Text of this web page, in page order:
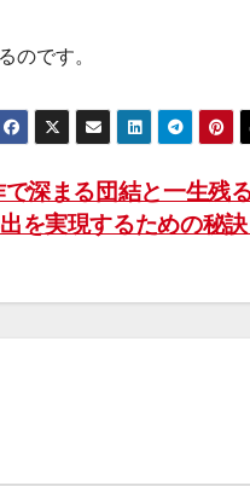
のです。
深まる団結と一生残
を実現するための秘